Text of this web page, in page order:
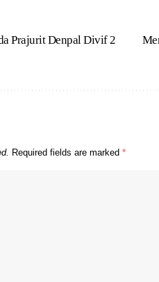
Prajurit Denpal Divif 2
Required fields are marked *